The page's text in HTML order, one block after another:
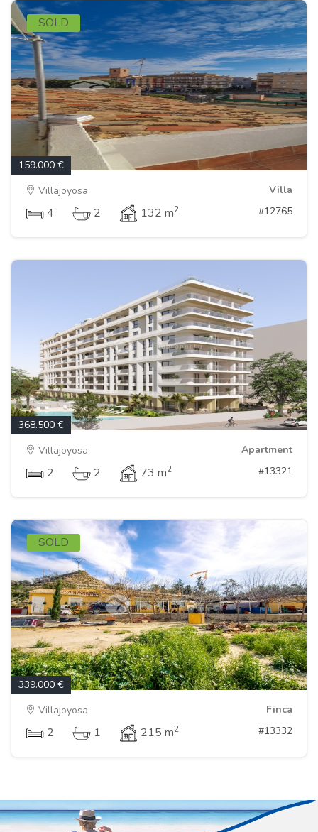
SOLD
159.000 €
Villajoyosa
Villa
4 2 132 m2 #12765
368.500 €
Villajoyosa
Apartment
2 2 73 m2 #13321
SOLD
339.000 €
Villajoyosa
Finca
2 1 215 m2 #13332